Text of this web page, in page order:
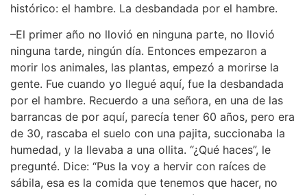
histórico: el hambre. La desbandada por el hambre.
–El primer año no llovió en ninguna parte, no llovió
ninguna tarde, ningún día. Entonces empezaron a
morir los animales, las plantas, empezó a morirse la
gente. Fue cuando yo llegué aquí, fue la desbandada
por el hambre. Recuerdo a una señora, en una de las
barrancas de por aquí, parecía tener 60 años, pero era
de 30, rascaba el suelo con una pajita, succionaba la
humedad, y la llevaba a una ollita. “¿Qué haces”, le
pregunté. Dice: “Pus la voy a hervir con raíces de
sábila, esa es la comida que tenemos que hacer, no